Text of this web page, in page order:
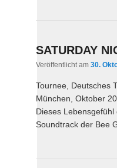
SATURDAY
Veröffentlicht am 30.
Tournee, Deutsches
München, Oktober
Dieses
Soundtrack der Bee